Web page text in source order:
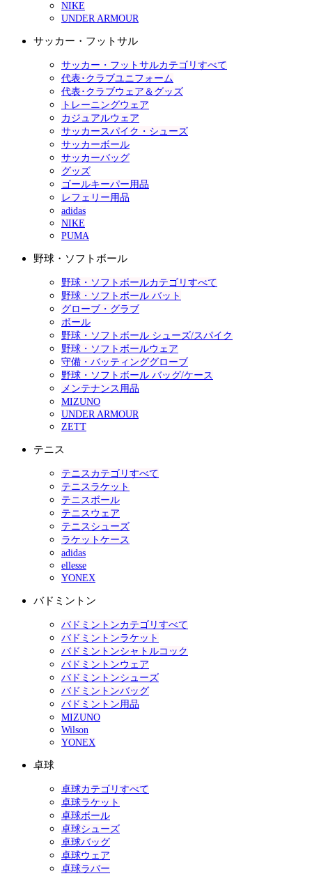
NIKE
UNDER ARMOUR
サッカー・フットサル
サッカー・フットサルカテゴリすべて
代表･クラブユニフォーム
代表･クラブウェア＆グッズ
トレーニングウェア
カジュアルウェア
サッカースパイク・シューズ
サッカーボール
サッカーバッグ
グッズ
ゴールキーパー用品
レフェリー用品
adidas
NIKE
PUMA
野球・ソフトボール
野球・ソフトボールカテゴリすべて
野球・ソフトボール バット
グローブ・グラブ
ボール
野球・ソフトボール シューズ/スパイク
野球・ソフトボールウェア
守備・バッティンググローブ
野球・ソフトボール バッグ/ケース
メンテナンス用品
MIZUNO
UNDER ARMOUR
ZETT
テニス
テニスカテゴリすべて
テニスラケット
テニスボール
テニスウェア
テニスシューズ
ラケットケース
adidas
ellesse
YONEX
バドミントン
バドミントンカテゴリすべて
バドミントンラケット
バドミントンシャトルコック
バドミントンウェア
バドミントンシューズ
バドミントンバッグ
バドミントン用品
MIZUNO
Wilson
YONEX
卓球
卓球カテゴリすべて
卓球ラケット
卓球ボール
卓球シューズ
卓球バッグ
卓球ウェア
卓球ラバー